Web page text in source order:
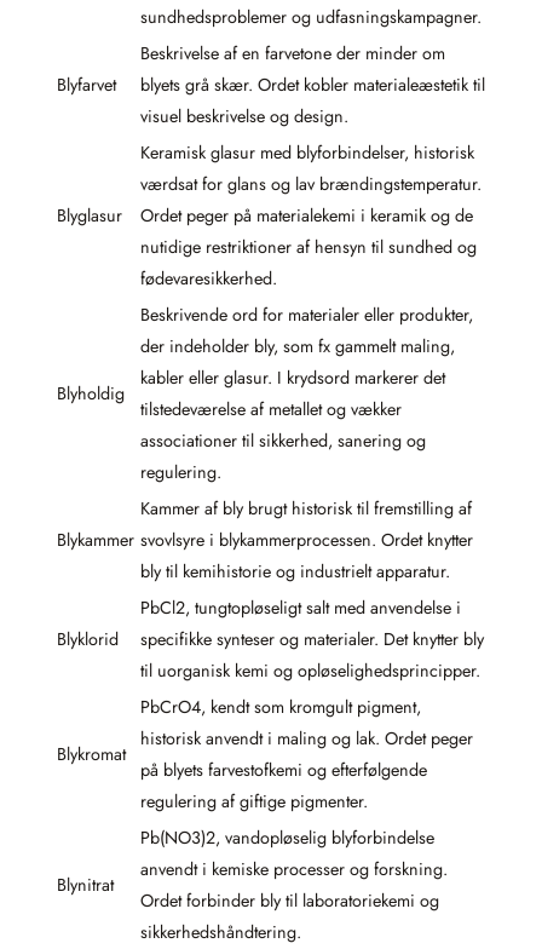
sundhedsproblemer og udfasningskampagner.
Blyfarvet
Beskrivelse af en farvetone der minder om
blyets grå skær. Ordet kobler materialeæstetik til
visuel beskrivelse og design.
Blyglasur
Keramisk glasur med blyforbindelser, historisk
værdsat for glans og lav brændingstemperatur.
Ordet peger på materialekemi i keramik og de
nutidige restriktioner af hensyn til sundhed og
fødevaresikkerhed.
Blyholdig
Beskrivende ord for materialer eller produkter,
der indeholder bly, som fx gammelt maling,
kabler eller glasur. I krydsord markerer det
tilstedeværelse af metallet og vækker
associationer til sikkerhed, sanering og
regulering.
Blykammer
Kammer af bly brugt historisk til fremstilling af
svovlsyre i blykammerprocessen. Ordet knytter
bly til kemihistorie og industrielt apparatur.
Blyklorid
PbCl2, tungtopløseligt salt med anvendelse i
specifikke synteser og materialer. Det knytter bly
til uorganisk kemi og opløselighedsprincipper.
Blykromat
PbCrO4, kendt som kromgult pigment,
historisk anvendt i maling og lak. Ordet peger
på blyets farvestofkemi og efterfølgende
regulering af giftige pigmenter.
Blynitrat
Pb(NO3)2, vandopløselig blyforbindelse
anvendt i kemiske processer og forskning.
Ordet forbinder bly til laboratoriekemi og
sikkerhedshåndtering.